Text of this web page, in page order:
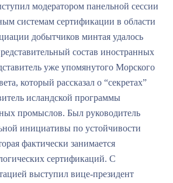
модератором панельной сессии
системам сертификации в области
добытчиков минтая удалось
состав иностранных
уже упомянутого Морского
который рассказал о “секретах”
исландской программы
промыслов. Был руководитель
инициативы по устойчивости
фактически занимается
сертификаций. С
выступил вице-президент